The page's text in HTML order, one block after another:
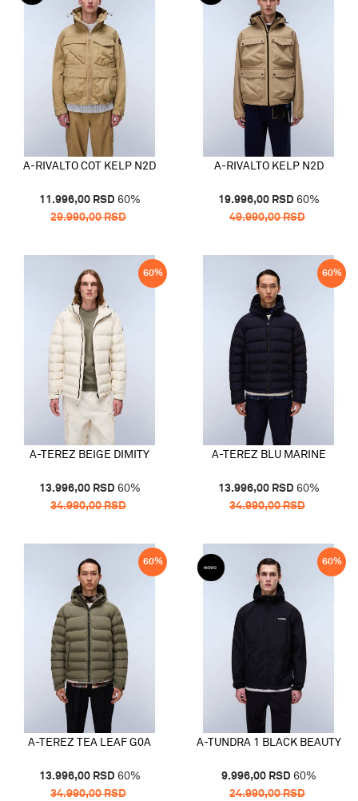
A-RIVALTO COT KELP N2D
11.996,00 RSD 60%
29.990,00RSD
A-RIVALTO KELP N2D
19.996,00 RSD 60%
49.990,00RSD
60%
A-TEREZ BEIGE DIMITY
13.996,00 RSD 60%
34.990,00RSD
60%
A-TEREZ BLU MARINE
13.996,00 RSD 60%
34.990,00RSD
60%
A-TEREZ TEA LEAF G0A
13.996,00 RSD 60%
34.990,00RSD
60%
A-TUNDRA 1 BLACK BEAUTY
9.996,00 RSD 60%
24.990,00RSD